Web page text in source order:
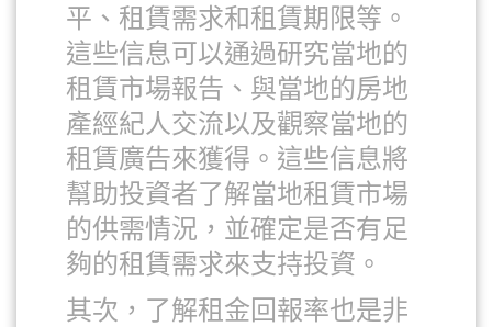
平、租賃需求和租賃期限等。
這些信息可以通過研究當地的
租賃市場報告、與當地的房地
產經紀人交流以及觀察當地的
租賃廣告來獲得。這些信息將
幫助投資者了解當地租賃市場
的供需情況，並確定是否有足
夠的租賃需求來支持投資。
其次，了解租金回報率也是非